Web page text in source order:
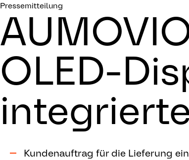
Pressemitteilung
OLED-
Kundenauftrag für die Lieferung